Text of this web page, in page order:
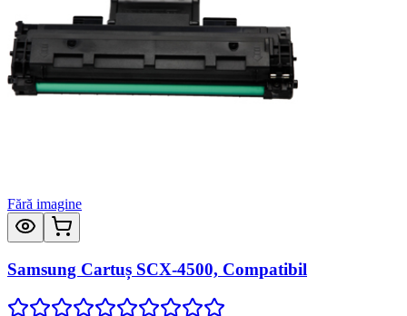
Fără imagine
Samsung Cartuș SCX-4500, Compatibil